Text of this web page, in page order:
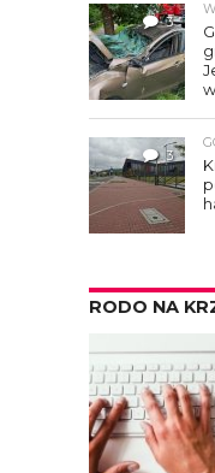
3
3
RODO NA